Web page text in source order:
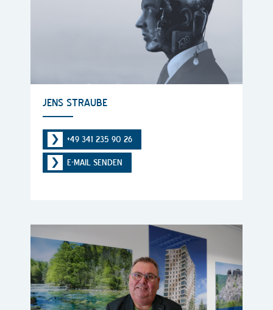
JENS STRAUBE
+49 341 235 90 26
E-MAIL SENDEN